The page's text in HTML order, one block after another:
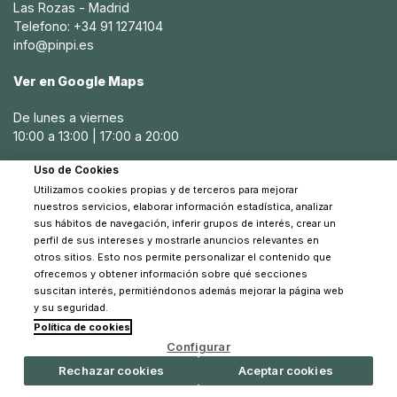
Además de las sillas de auto, Pinpi suele ofrecer ofertas
en cunas portátiles, bolsas de viaje para llevar todo lo
necesario para el bebé y otros accesorios que facilitan los
padres invertir en productos duraderos y de marcas
confiables sin hacer un gran desembolso.
Productos para la alimentación: tronas,
biberones y más con descuentos en Black
Friday
Durante el Black Friday, también se pueden encontrar
grandes ofertas en productos de alimentación para
bebés, como tronas y biberones. Una buena trona es
fundamental para la comodidad y seguridad del bebé
durante las comidas, y en Pinpi encontrarás opciones con
descuentos especiales en diferentes modelos y marcas.
Además, Pinpi ofrece descuentos en otros accesorios de
alimentación como calentadores de biberones, set de
cubiertos y vajillas para bebés, e incluso robot de cocina
Las Rozas - Madrid
Telefono: +34 91 1274104
info@pinpi.es
Ver en Google Maps
De lunes a viernes
10:00 a 13:00 | 17:00 a 20:00
Sábados
10:30 a 14:00
© 2026 Pinpi - Todos los derechos reservados
Uso de Cookies
Utilizamos cookies propias y de terceros para mejorar
nuestros servicios, elaborar información estadística, analizar
sus hábitos de navegación, inferir grupos de interés, crear un
perfil de sus intereses y mostrarle anuncios relevantes en
otros sitios. Esto nos permite personalizar el contenido que
ofrecemos y obtener información sobre qué secciones
suscitan interés, permitiéndonos además mejorar la página web
y su seguridad.
Política de cookies
Configurar
Rechazar cookies
Aceptar cookies